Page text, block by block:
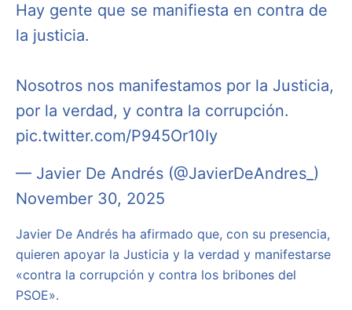
Hay gente que se manifiesta en contra de
la justicia.
Nosotros nos manifestamos por la Justicia,
por la verdad, y contra la corrupción.
pic.twitter.com/P945Or10Iy
— Javier De Andrés (@JavierDeAndres_)
November 30, 2025
Javier De Andrés ha afirmado que, con su presencia,
quieren apoyar la Justicia y la verdad y manifestarse
«contra la corrupción y contra los bribones del
PSOE».